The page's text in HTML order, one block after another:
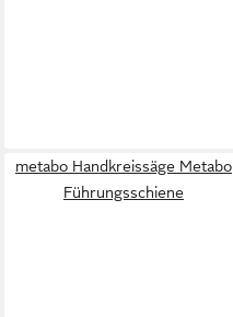
metabo Handkreissäge Metabo
Führungsschiene